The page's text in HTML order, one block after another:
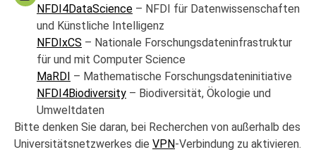
NFDI4DataScience – NFDI für Datenwissenschaften
und Künstliche Intelligenz
NFDIxCS – Nationale Forschungsdateninfrastruktur
für und mit Computer Science
MaRDI – Mathematische Forschungsdateninitiative
NFDI4Biodiversity – Biodiversität, Ökologie und
Umweltdaten
Bitte denken Sie daran, bei Recherchen von außerhalb des
Universitätsnetzwerkes die VPN-Verbindung zu aktivieren.